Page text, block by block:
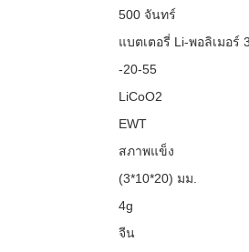
500 จันทร์
แบตเตอรี่ Li-พอลิเมอร์
-20-55
LiCoO2
EWT
สภาพแข็ง
(3*10*20) มม.
4g
จีน